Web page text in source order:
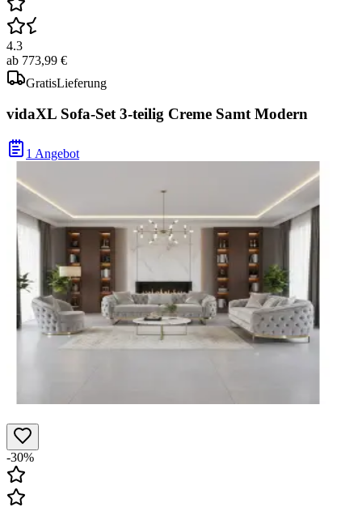
4.3
ab 773,99 €
GratisLieferung
vidaXL Sofa-Set 3-teilig Creme Samt Modern
1 Angebot
-30%